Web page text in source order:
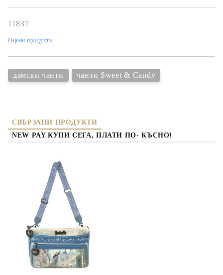
Съгласен съм сполитиката за личните данни
11837
Оцени продукта
дамски чанти чанти Sweet & Candy
СВЪРЗАНИ ПРОДУКТИ
NEW PAY КУПИ СЕГА, ПЛАТИ ПО- КЪСНО!